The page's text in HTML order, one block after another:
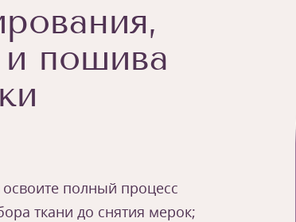
пошива
полный процесс
ткани до снятия мерок;